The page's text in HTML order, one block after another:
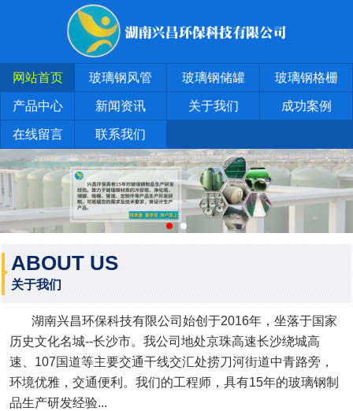
网站首页 玻璃钢风管 玻璃钢储罐 玻璃钢格栅
产品中心 新闻资讯 关于我们 成功案例
在线留言 联系我们
ABOUT US
关于我们
湖南兴昌环保科技有限公司始创于2016年，坐落于国家
历史文化名城--长沙市。我公司地处京珠高速长沙绕城高
速、107国道等主要交通干线交汇处捞刀河街道中青路旁，
环境优雅，交通便利。我们的工程师，具有15年的玻璃钢制
品生产研发经验...